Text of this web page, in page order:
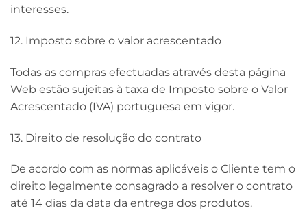
interesses.
12. Imposto sobre o valor acrescentado
Todas as compras efectuadas através desta página
Web estão sujeitas à taxa de Imposto sobre o Valor
Acrescentado (IVA) portuguesa em vigor.
13. Direito de resolução do contrato
De acordo com as normas aplicáveis o Cliente tem o
direito legalmente consagrado a resolver o contrato
até 14 dias da data da entrega dos produtos.